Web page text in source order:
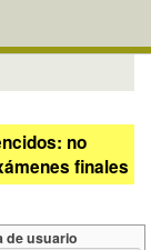
no
finales
de usuario